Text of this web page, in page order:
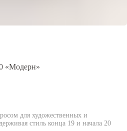
«Модерн»
для художественных и
стиль конца 19 и начала 20